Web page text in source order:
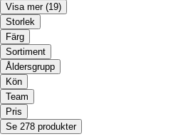
Visa mer (19)
Storlek
Färg
Sortiment
Åldersgrupp
Kön
Team
Pris
Se 278 produkter